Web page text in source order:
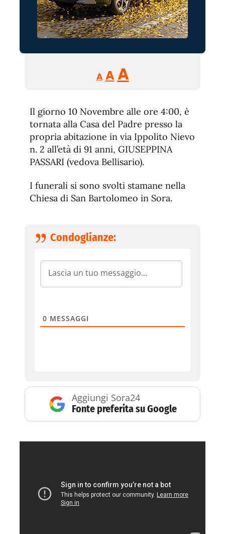
A
Reducir
tamaño
A Restablecer
fuente
AAumentar
de
fuente.
Il giorno 10 Novembre alle ore 4:00, è
tornata alla Casa del Padre presso la
propria abitazione in via Ippolito Nievo
n. 2 all’età di 91 anni, GIUSEPPINA
PASSARI (vedova Bellisario).
I funerali si sono svolti stamane nella
Chiesa di San Bartolomeo in Sora.
Condoglianze:
0 MESSAGGI
Aggiungi Sora24
Fonte preferita su Google